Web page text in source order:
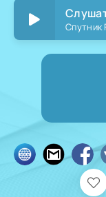
Спутник